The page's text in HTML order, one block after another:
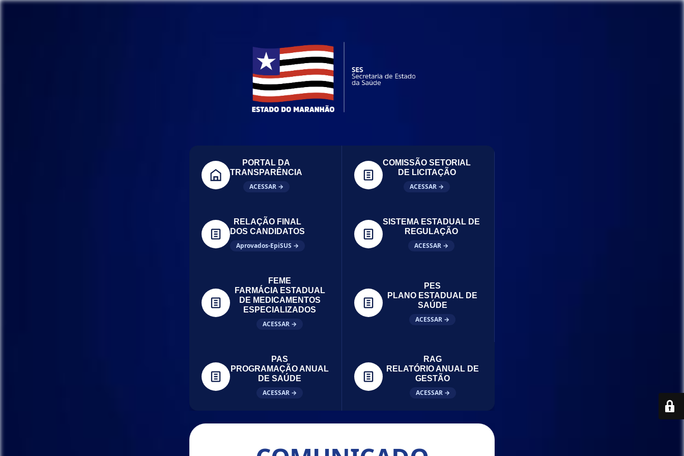
PORTAL DA
TRANSPARÊNCIA
ACESSAR →
COMISSÃO SETORIAL
DE LICITAÇÃO
ACESSAR →
RELAÇÃO FINAL
DOS CANDIDATOS
Aprovados-EpiSUS →
SISTEMA ESTADUAL DE
REGULAÇÃO
ACESSAR →
FEME
FARMÁCIA ESTADUAL
DE MEDICAMENTOS
ESPECIALIZADOS
ACESSAR →
PES
PLANO ESTADUAL DE
SAÚDE
ACESSAR →
PAS
PROGRAMAÇÃO ANUAL
DE SAÚDE
ACESSAR →
RAG
RELATÓRIO ANUAL DE
GESTÃO
ACESSAR →